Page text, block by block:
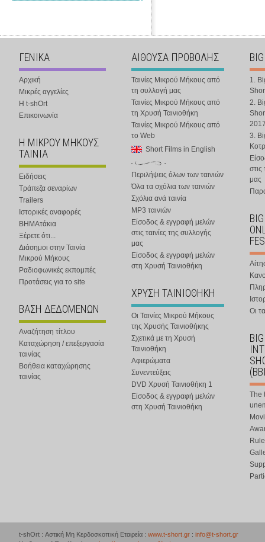
ΓΕΝΙΚΑ
Αρχική
Μικρές αγγελίες
Η t-shOrt
Επικοινωνία
Η ΜΙΚΡΟΥ ΜΗΚΟΥΣ
ΤΑΙΝΙΑ
Ειδήσεις
Τράπεζα σεναρίων
Trailers
Ιστορικές αναφορές
ΒΗΜΑτάκια
Ξέρετε ότι...
Διάσημοι στην Ταινία
Μικρού Μήκους
Ραδιοφωνικές εκπομπές
Προτάσεις για το site
ΒΑΣΗ ΔΕΔΟΜΕΝΩΝ
Αναζήτηση τίτλου
Καταχώρηση / επεξεργασία
ταινίας
Βοήθεια καταχώρησης
ταινίας
ΑΙΘΟΥΣΑ ΠΡΟΒΟΛΗΣ
Ταινίες Μικρού Μήκους από
τη συλλογή μας
Ταινίες Μικρού Μήκους από
τη Χρυσή Ταινιοθήκη
Ταινίες Μικρού Μήκους από
το Web
Short Films in English
Περιλήψεις όλων των ταινιών
Όλα τα σχόλια των ταινιών
Σχόλια ανά ταινία
MP3 ταινιών
Είσοδος & εγγραφή μελών
στις ταινίες της συλλογής
μας
Είσοδος & εγγραφή μελών
στη Χρυσή Ταινιοθήκη
ΧΡΥΣΗ ΤΑΙΝΙΟΘΗΚΗ
Οι Ταινίες Μικρού Μήκους
της Χρυσής Ταινιοθήκης
Σχετικά με τη Χρυσή
Ταινιοθήκη
Αφιερώματα
Συνεντεύξεις
DVD Χρυσή Ταινιοθήκη 1
Είσοδος & εγγραφή μελών
στη Χρυσή Ταινιοθήκη
1.
2.
3.
στις
μας
Οι
The
t-shOrt : Αστική Μη Κερδοσκοπική Εταιρεία : www.t-short.gr : info@t-short.gr